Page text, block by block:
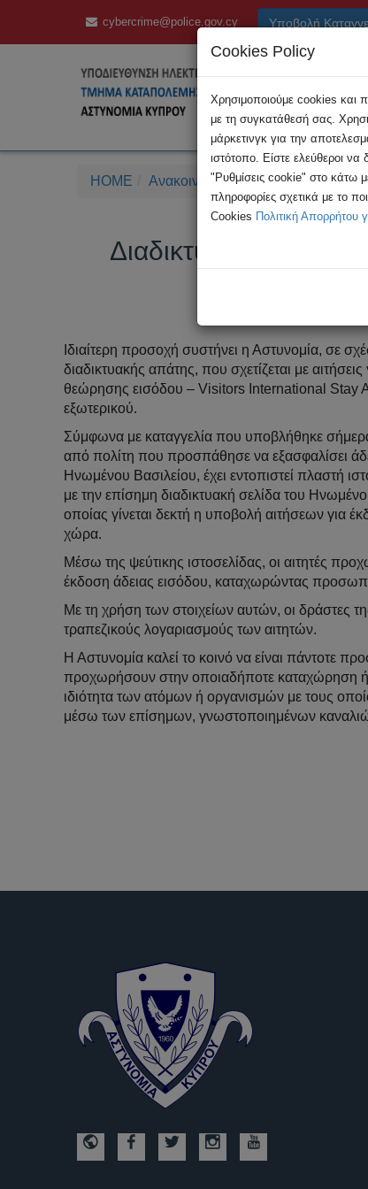
cybercrime@police.gov.cy Υποβολή
HOME Ανακοινώσεις Διαδικτυακή
Διαδικτυακή Απάτη
Ιδιαίτερη προσοχή συστήνει η Αστυνομία, σε
διαδικτυακής απάτης, που σχετίζεται με
θεώρησης εισόδου – Visitors International Stay
εξωτερικού.
Σύμφωνα με καταγγελία που υποβλήθηκε
από πολίτη που προσπάθησε να εξασφαλίσει
Ηνωμένου Βασιλείου, έχει εντοπιστεί πλαστή
με την επίσημη διαδικτυακή σελίδα του
οποίας γίνεται δεκτή η υποβολή αιτήσεων για
χώρα.
Μέσω της ψεύτικης ιστοσελίδας, οι αιτητές
έκδοση άδειας εισόδου, καταχωρώντας
Με τη χρήση των στοιχείων αυτών, οι δράστες
τραπεζικούς λογαριασμούς των αιτητών.
Η Αστυνομία καλεί το κοινό να είναι πάντοτε
προχωρήσουν στην οποιαδήποτε καταχώρηση
ιδιότητα των ατόμων ή οργανισμών με τους
μέσω των επίσημων, γνωστοποιημένων
Cookies Policy
Χρησιμοποιούμε cookies και
με τη συγκατάθεσή σας.
μάρκετινγκ για την
ιστότοπο. Είστε ελεύθεροι
"Ρυθμίσεις cookie" στο κάτω
πληροφορίες σχετικά με το
Cookies Πολιτική Απορρήτου